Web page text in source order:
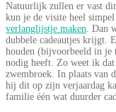
Natuurlijk zullen er vast
kun je de visite heel
verlanglijstje maken. Dan
dubbele cadeautjes krijgt.
houden (bijvoorbeeld in je
nodig heeft. Zo weet ik
zwembroek. In plaats van
hij dit op zijn verjaardag
familie één wat duurder